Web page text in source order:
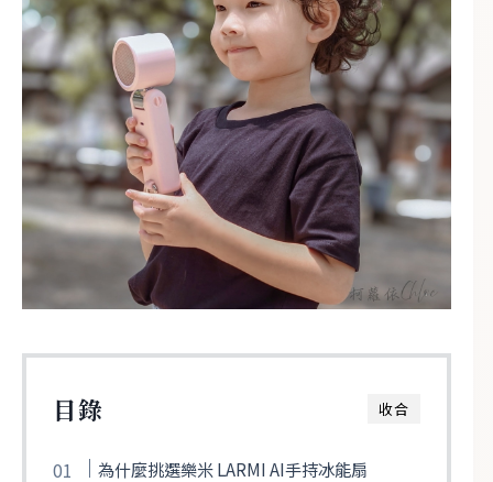
收合
目錄
為什麼挑選樂米 LARMI AI手持冰能扇